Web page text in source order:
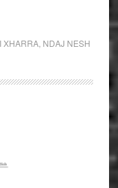
XHARRA, NDAJ NESH